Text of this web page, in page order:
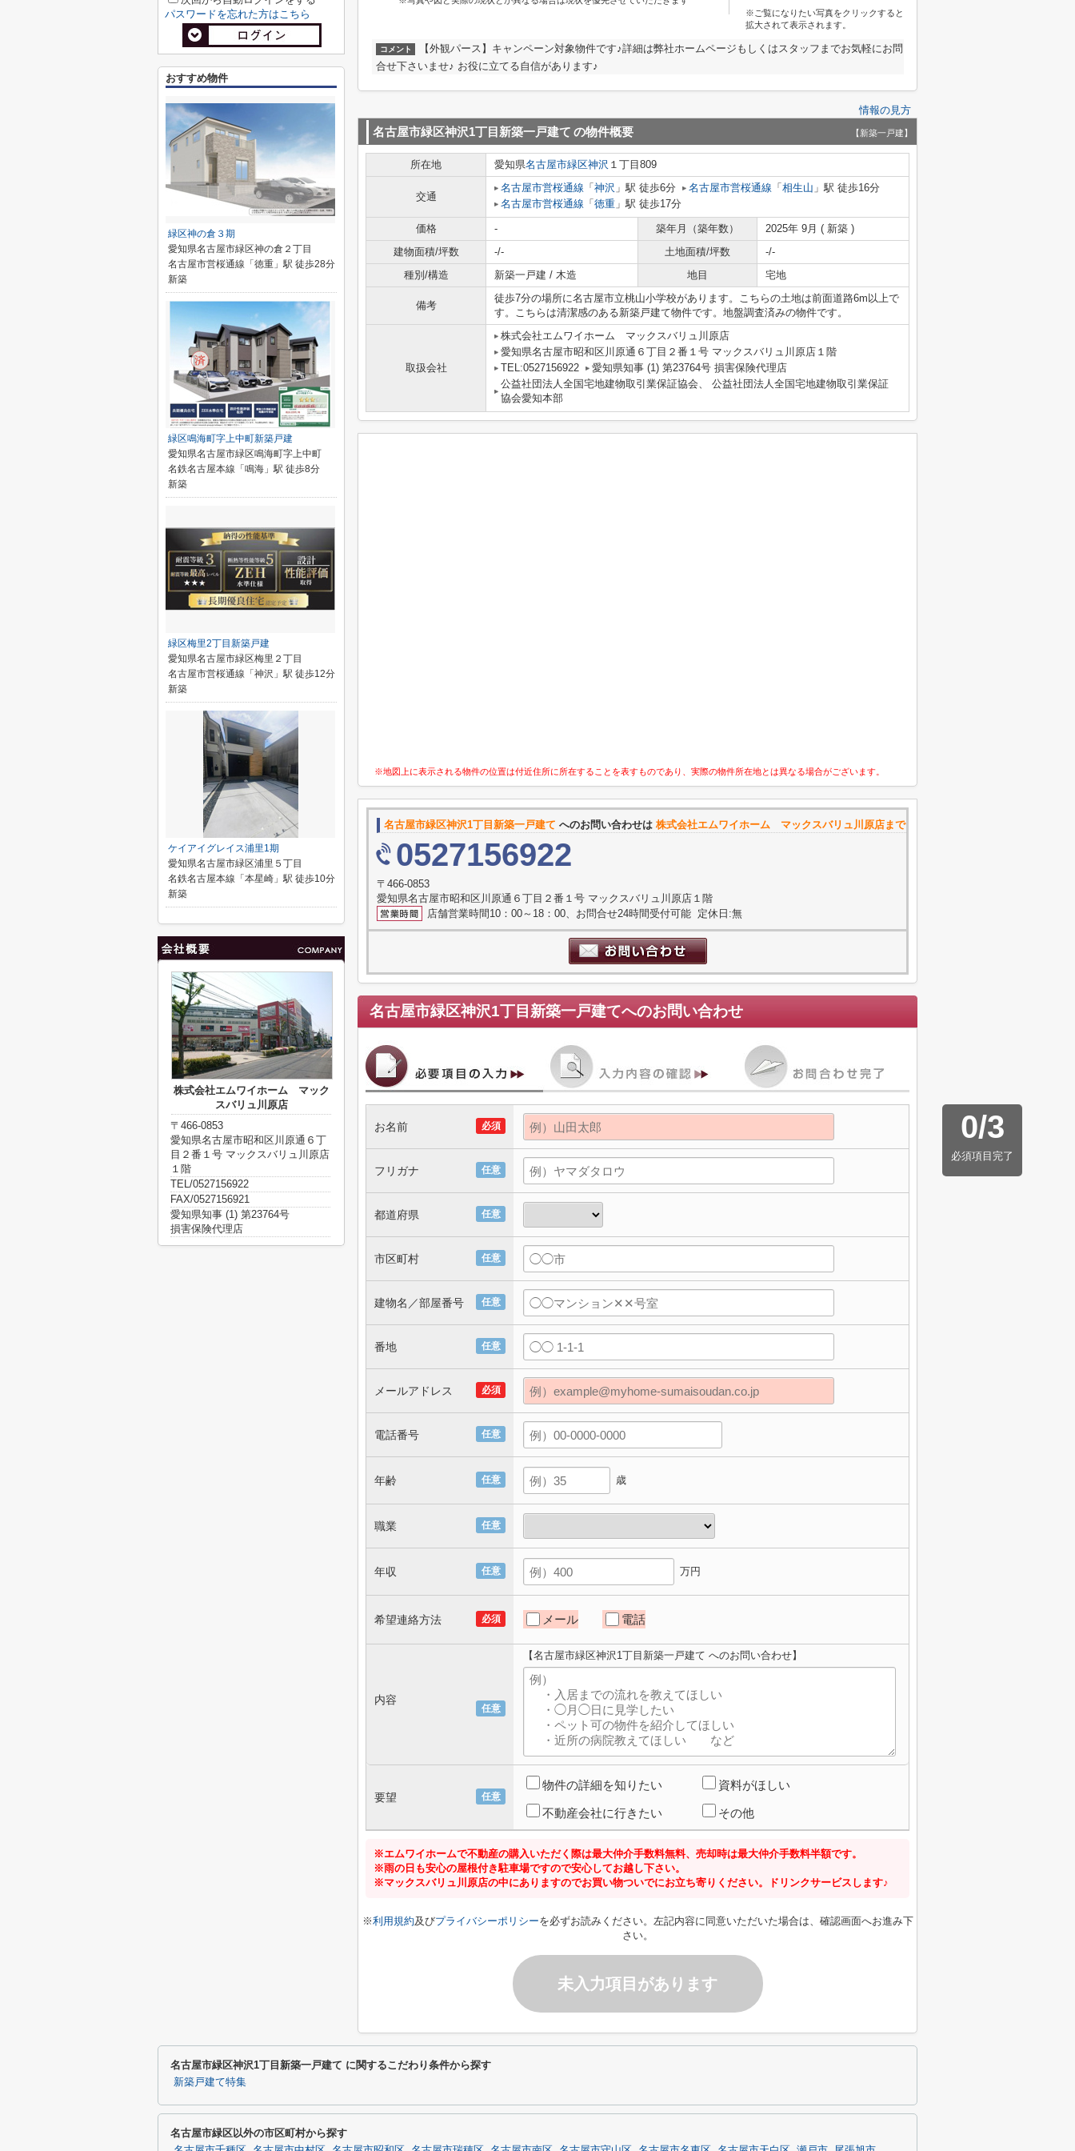
※ご覧になりたい写真をクリックすると
拡大されて表示されます。
コメント
【外観パース】キャンペーン対象物件です♪詳細は弊社ホームページもしくはスタッフまでお気軽にお問
合せ下さいませ♪ お役に立てる自信があります♪
情報の見方
名古屋市緑区神沢1丁目新築一戸建て の物件概要 【新築一戸建】
所在地 愛知県名古屋市緑区神沢 １丁目809
交通
名古屋市営桜通線 「 神沢 」駅 徒歩6分 名古屋市営桜通線 「 相生山 」駅 徒歩16分
名古屋市営桜通線 「 徳重 」駅 徒歩17分
価格 - 築年月（築年数）
2025年 9月 ( 新築 )
建物面積/坪数
-/- 土地面積/坪数
-/-
種別/構造
新築一戸建 / 木造 地目 宅地
備考
徒歩7分の場所に名古屋市立桃山小学校があります。こちらの土地は前面道路6m以上で
す。こちらは清潔感のある新築戸建て物件です。地盤調査済みの物件です。
取扱会社
株式会社エムワイホーム マックスバリュ川原店
愛知県名古屋市昭和区川原通６丁目２番１号 マックスバリュ川原店１階
TEL:0527156922
愛知県知事 (1) 第23764号 損害保険代理店
公益社団法人全国宅地建物取引業保証協会、 公益社団法人全国宅地建物取引業保証
協会愛知本部
※地図上に表示される物件の位置は付近住所に所在することを表すものであり、実際の物件所在地とは異なる場合がございます。
名古屋市緑区神沢1丁目新築一戸建て へのお問い合わせは 株式会社エムワイホーム マックスバリュ川原店まで
0527156922
〒466-0853
愛知県名古屋市昭和区川原通６丁目２番１号 マックスバリュ川原店１階
店舗営業時間10：00～18：00、お問合せ24時間受付可能 定休日:無
名古屋市緑区神沢1丁目新築一戸建てへのお問い合わせ
0/3
必須項目完了
必須
お名前
任意
フリガナ
任意
都道府県
任意
市区町村
任意
建物名／部屋番号
任意
番地
必須
メールアドレス
任意
電話番号
任意
年齢 歳
任意
職業
任意
年収 万円
必須
希望連絡方法 メール 電話
任意
内容
【名古屋市緑区神沢1丁目新築一戸建て へのお問い合わせ】
任意
要望
物件の詳細を知りたい 資料がほしい
不動産会社に行きたい その他
※エムワイホームで不動産の購入いただく際は最大仲介手数料無料、売却時は最大仲介手数料半額です。
※雨の日も安心の屋根付き駐車場ですので安心してお越し下さい。
※マックスバリュ川原店の中にありますのでお買い物ついでにお立ち寄りください。ドリンクサービスします♪
※利用規約及びプライバシーポリシーを必ずお読みください。左記内容に同意いただいた場合は、確認画面へお進み下
さい。
未入力項目があります
パスワードを忘れた方はこちら
おすすめ物件
緑区神の倉３期
愛知県名古屋市緑区神の倉２丁目
名古屋市営桜通線「徳重」駅 徒歩28分
新築
緑区鳴海町字上中町新築戸建
愛知県名古屋市緑区鳴海町字上中町
名鉄名古屋本線「鳴海」駅 徒歩8分
新築
緑区梅里2丁目新築戸建
愛知県名古屋市緑区梅里２丁目
名古屋市営桜通線「神沢」駅 徒歩12分
新築
ケイアイグレイス浦里1期
愛知県名古屋市緑区浦里５丁目
名鉄名古屋本線「本星崎」駅 徒歩10分
新築
株式会社エムワイホーム マック
スバリュ川原店
〒466-0853
愛知県名古屋市昭和区川原通６丁
目２番１号 マックスバリュ川原店
１階
TEL/0527156922
FAX/0527156921
愛知県知事 (1) 第23764号
損害保険代理店
名古屋市緑区神沢1丁目新築一戸建て に関するこだわり条件から探す
新築戸建て特集
名古屋市緑区以外の市区町村から探す